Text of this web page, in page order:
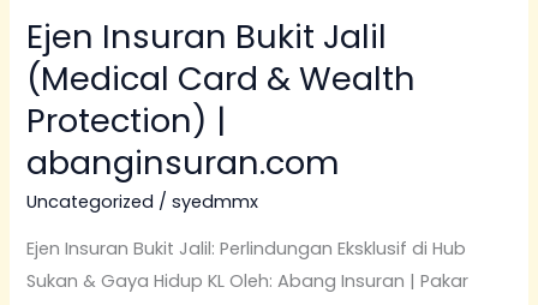
Ejen Insuran Bukit Jalil
(Medical Card & Wealth
Protection) |
abanginsuran.com
Uncategorized /syedmmx
Ejen Insuran Bukit Jalil: Perlindungan Eksklusif di Hub
Sukan & Gaya Hidup KL Oleh: Abang Insuran | Pakar